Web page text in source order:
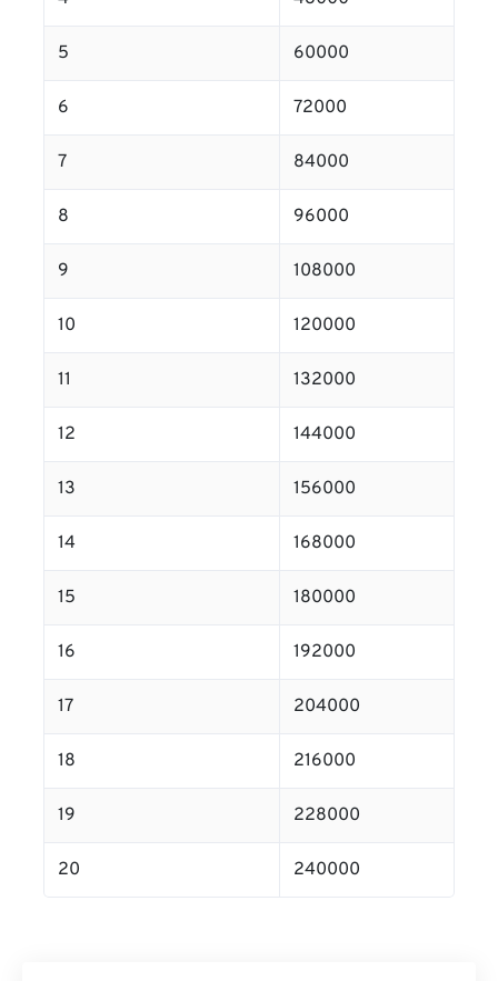
5 60000
6 72000
7 84000
8 96000
9 108000
10 120000
11 132000
12 144000
13 156000
14 168000
15 180000
16 192000
17 204000
18 216000
19 228000
20 240000